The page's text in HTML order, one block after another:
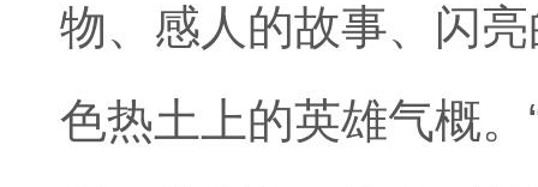
物、感人的故事、闪
色热土上的英雄气概